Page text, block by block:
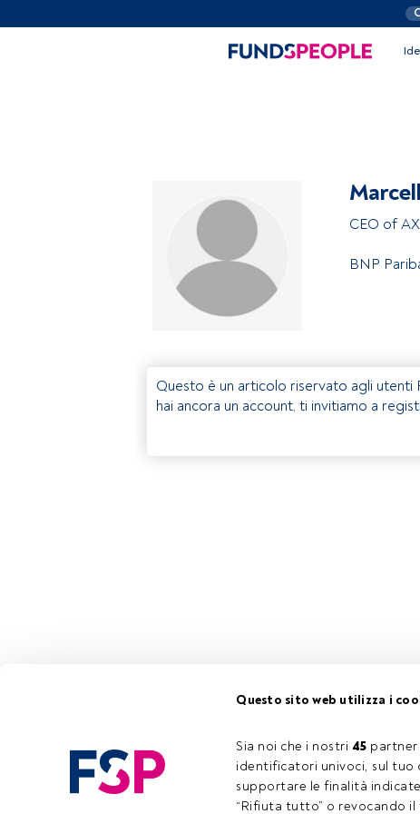
Questo sito web utilizza i
Sia noi che i nostri 45 partner
identificatori univoci, sul tuo
supportare le finalità
“Rifiuta tutto” o revocando
CEO of
BNP
Questo è un articolo riservato agli utenti
hai ancora un account, ti invitiamo a